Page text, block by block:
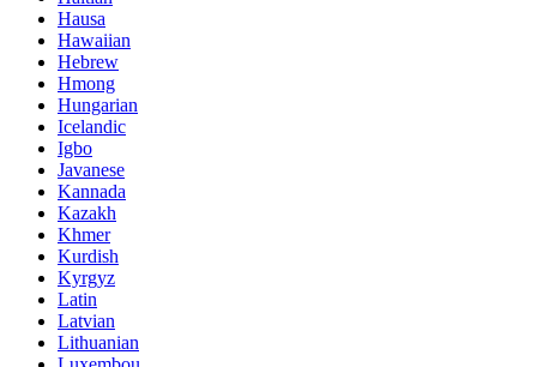
Hausa
Hawaiian
Hebrew
Hmong
Hungarian
Icelandic
Igbo
Javanese
Kannada
Kazakh
Khmer
Kurdish
Kyrgyz
Latin
Latvian
Lithuanian